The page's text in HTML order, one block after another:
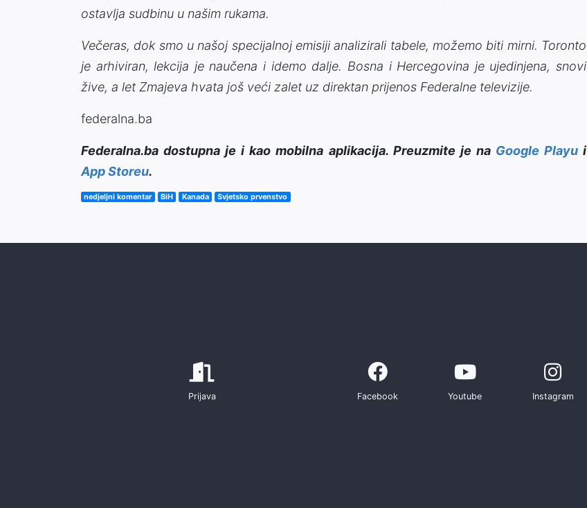
ostavlja sudbinu u našim rukama.
Večeras, dok smo u našoj specijalnoj emisiji analizirali tabele, možemo biti mirni. Toronto
je arhiviran, lekcija je naučena i idemo dalje. Bosna i Hercegovina je ujedinjena, snovi
žive, a let Zmajeva hvata još veći zalet uz direktan prijenos Federalne televizije.
federalna.ba
Federalna.ba dostupna je i kao mobilna aplikacija. Preuzmite je na Google Playui
App Storeu.
nedjeljni komentar BiH Kanada Svjetsko prvenstvo
Prijava Facebook Youtube Instagram